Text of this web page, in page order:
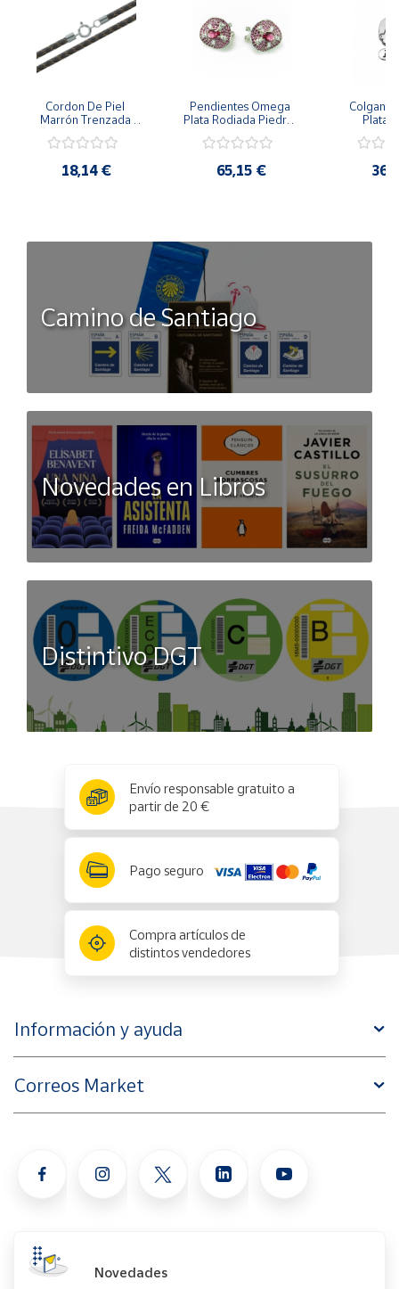
Cordon De Piel
Marrón Trenzada
Plata De 45Cm
18,14 €
Pendientes Omega
Plata Rodiada Piedras
65,15 €
Plata
Camino de Santiago
Novedades en Libros
Distintivo DGT
Envío responsable gratuito a
partir de 20 €
Pago seguro
Compra artículos de
distintos vendedores
Información y ayuda
Correos Market
Novedades